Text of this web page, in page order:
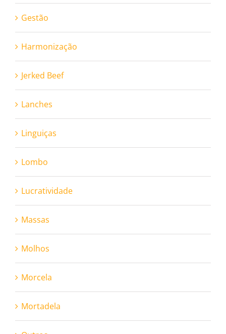
Gestão
Harmonização
Jerked Beef
Lanches
Linguiças
Lombo
Lucratividade
Massas
Molhos
Morcela
Mortadela